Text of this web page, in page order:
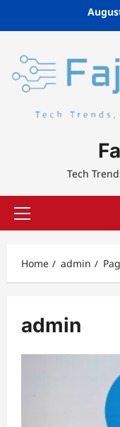
Tech
Primary
Home admin
admin